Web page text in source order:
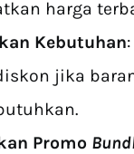
harga
Kebutuhan
jika
Promo